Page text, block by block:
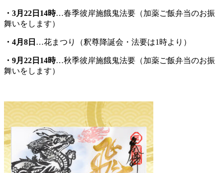
・3月22日14時…春季彼岸施餓鬼法要（加薬ご飯弁当のお振
舞いをします）
・4月8日 …花まつり（釈尊降誕会・法要は1時より）
・ 9月22日14時…秋季彼岸施餓鬼法要（加薬ご飯弁当のお振
舞いをします）